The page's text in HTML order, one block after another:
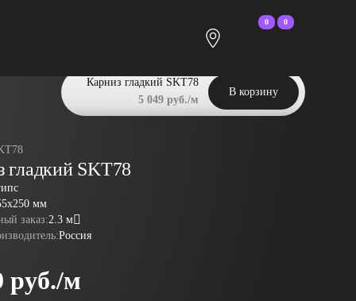
0 0
гладкий SKT78
мм
заказ:2.3 м
Россия
руб./м
Карниз гладкий SKT78
5 049 руб./м
В корзину